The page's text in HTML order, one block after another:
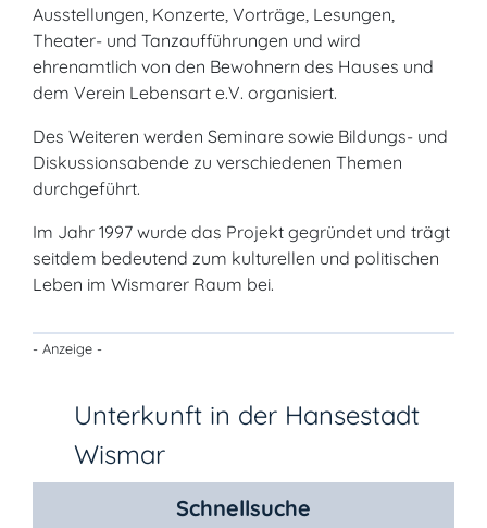
Ausstellungen, Konzerte, Vorträge, Lesungen,
Theater- und Tanzaufführungen und wird
ehrenamtlich von den Bewohnern des Hauses und
dem Verein Lebensart e.V. organisiert.
Des Weiteren werden Seminare sowie Bildungs- und
Diskussionsabende zu verschiedenen Themen
durchgeführt.
Im Jahr 1997 wurde das Projekt gegründet und trägt
seitdem bedeutend zum kulturellen und politischen
Leben im Wismarer Raum bei.
- Anzeige -
Unterkunft in der Hansestadt
Wismar
Schnellsuche